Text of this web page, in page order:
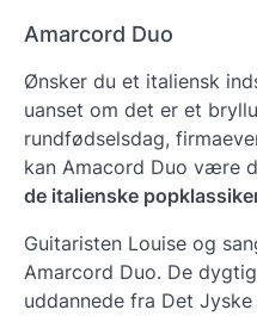
Amarcord Duo
Ønsker du et italiensk
uanset om det er et
rundfødselsdag,
kan Amacord Duo være
de italienske
Guitaristen Louise og
Amarcord Duo. De
uddannede fra Det